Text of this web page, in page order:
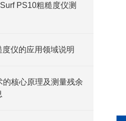
PS10粗糙度仪测
度仪的应用领域说明
的核心原理及测量残余